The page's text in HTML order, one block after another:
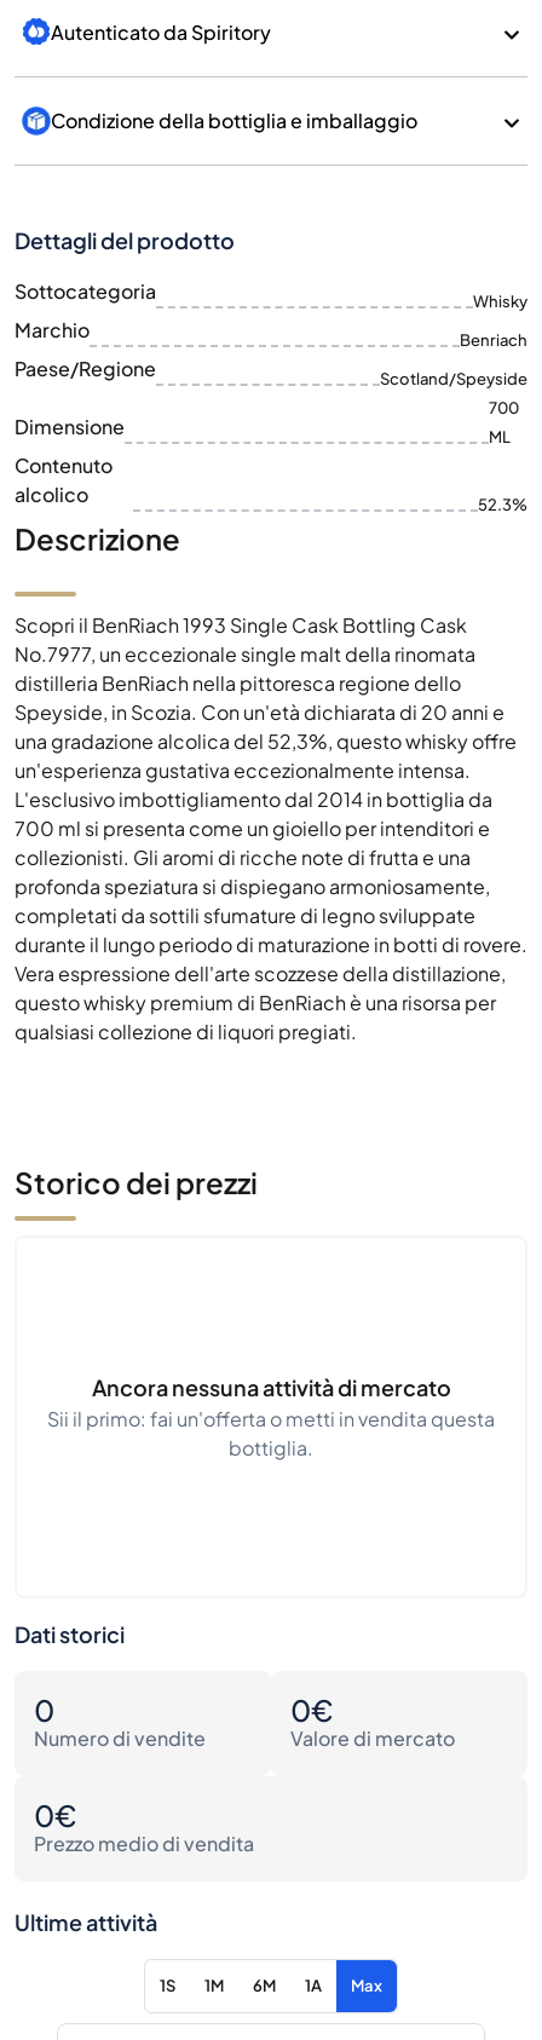
Autenticato da Spiritory
Condizione della bottiglia e imballaggio
Dettagli del prodotto
Sottocategoria Whisky
Marchio Benriach
Paese/Regione Scotland/Speyside
Dimensione
700
ML
Contenuto
alcolico
52.3%
Descrizione
Scopri il BenRiach 1993 Single Cask Bottling Cask
No.7977, un eccezionale single malt della rinomata
distilleria BenRiach nella pittoresca regione dello
Speyside, in Scozia. Con un'età dichiarata di 20 anni e
una gradazione alcolica del 52,3%, questo whisky offre
un'esperienza gustativa eccezionalmente intensa.
L'esclusivo imbottigliamento dal 2014 in bottiglia da
700 ml si presenta come un gioiello per intenditori e
collezionisti. Gli aromi di ricche note di frutta e una
profonda speziatura si dispiegano armoniosamente,
completati da sottili sfumature di legno sviluppate
durante il lungo periodo di maturazione in botti di rovere.
Vera espressione dell'arte scozzese della distillazione,
questo whisky premium di BenRiach è una risorsa per
qualsiasi collezione di liquori pregiati.
Storico dei prezzi
Ancora nessuna attività di mercato
Sii il primo: fai un'offerta o metti in vendita questa
bottiglia.
Dati storici
0
Numero di vendite
0€
Valore di mercato
0€
Prezzo medio di vendita
Ultime attività
1S 1M 6M 1A Max